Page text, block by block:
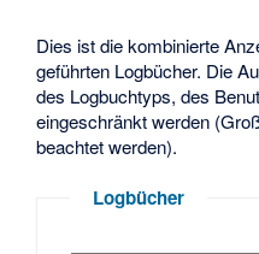
Dies ist die kombinierte
geführten Logbücher. Die
des Logbuchtyps, des
eingeschränkt werden
beachtet werden).
Logbücher